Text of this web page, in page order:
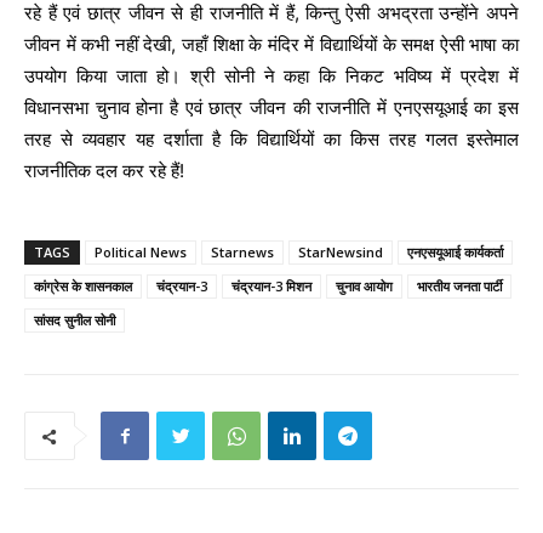
रहे हैं एवं छात्र जीवन से ही राजनीति में हैं, किन्तु ऐसी अभद्रता उन्होंने अपने
जीवन में कभी नहीं देखी, जहाँ शिक्षा के मंदिर में विद्यार्थियों के समक्ष ऐसी भाषा का
उपयोग किया जाता हो। श्री सोनी ने कहा कि निकट भविष्य में प्रदेश में
विधानसभा चुनाव होना है एवं छात्र जीवन की राजनीति में एनएसयूआई का इस
तरह से व्यवहार यह दर्शाता है कि विद्यार्थियों का किस तरह गलत इस्तेमाल
राजनीतिक दल कर रहे हैं!
TAGS Political News Starnews StarNewsind
एनएसयूआई कार्यकर्ता
कांग्रेस के शासनकाल
चंद्रयान-3 चंद्रयान-3 मिशन चुनाव आयोग
भारतीय जनता पार्टी
सांसद सुनील सोनी